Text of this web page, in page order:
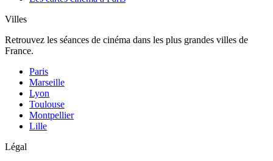
Villes
Retrouvez les séances de cinéma dans les plus grandes villes de
France.
Paris
Marseille
Lyon
Toulouse
Montpellier
Lille
Légal